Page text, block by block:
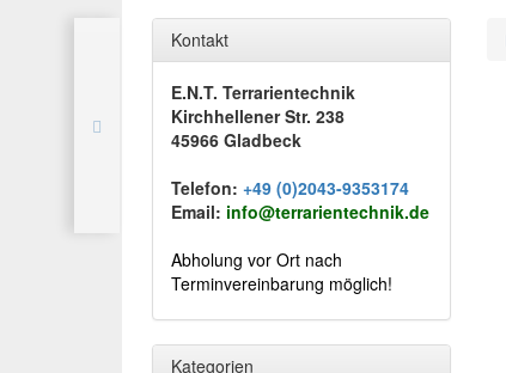
Kontakt
E.N.T. Terrarientechnik
Kirchhellener Str. 238
45966 Gladbeck
Telefon: +49 (0)2043-9353174
Email: info@terrarientechnik.de
Abholung vor Ort nach
Terminvereinbarung möglich!
Kategorien